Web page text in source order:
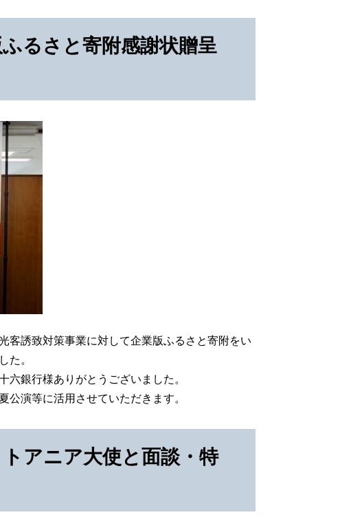
るさと寄附感謝状贈呈
誘致対策事業に対して企業版ふるさと寄附をい
た。
銀行様ありがとうございました。
演等に活用させていただきます。
アニア大使と面談・特